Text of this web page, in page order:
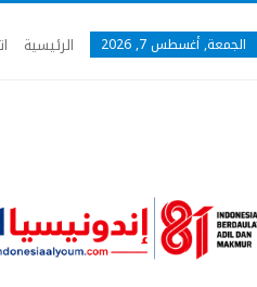
الجمعة, أغسطس 7, 2026 الرئيسية